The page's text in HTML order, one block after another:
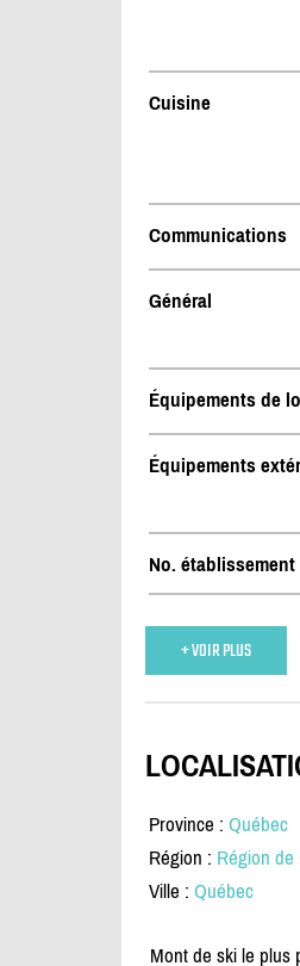
Cuisine
Communications
Général
Équipements de
Équipements
No. établissement
+ VOIR PLUS
Province : Québec
Région : Région de
Ville : Québec
Mont de ski le plus